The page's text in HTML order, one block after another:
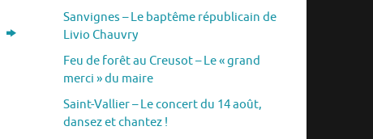
Sanvignes – Le baptême républicain de
Livio Chauvry
Feu de forêt au Creusot – Le « grand
merci » du maire
Saint-Vallier – Le concert du 14 août,
dansez et chantez !